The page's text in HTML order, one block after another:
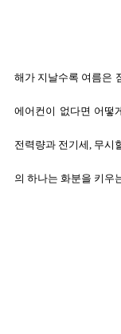
해가 지날수록 여름은
에어컨이 없다면 어떻
전력량과 전기세, 무시
의 하나는 화분을 키우